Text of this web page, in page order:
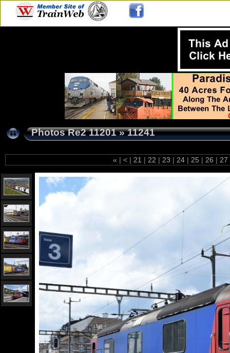
Photos Re2 11201»11241
« | < | 21 | 22 | 23 | 24 | 25 | 26 | 27